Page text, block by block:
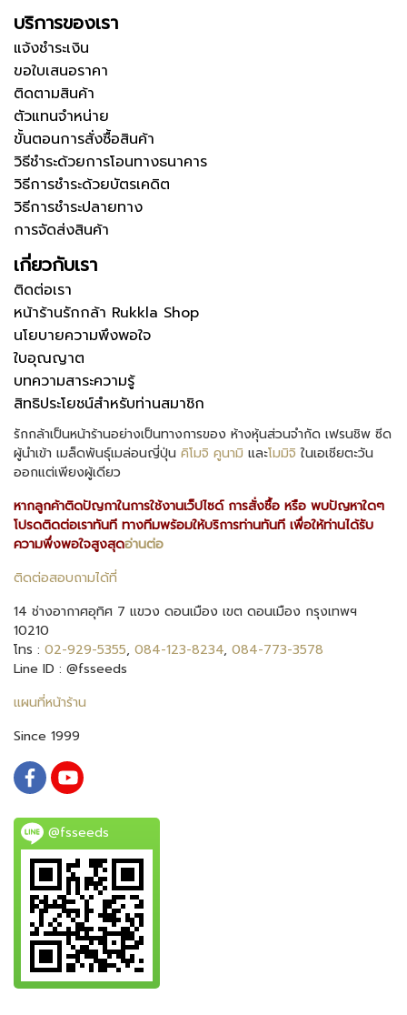
บริการของเรา
แจ้งชำระเงิน
ขอใบเสนอราคา
ติดตามสินค้า
ตัวแทนจำหน่าย
ขั้นตอนการสั่งซื้อสินค้า
วิธีชำระด้วยการโอนทางธนาคาร
วิธีการชำระด้วยบัตรเคดิต
วิธีการชำระปลายทาง
การจัดส่งสินค้า
เกี่ยวกับเรา
ติดต่อเรา
หน้าร้านรักกล้า Rukkla Shop
นโยบายความพึงพอใจ
ใบอุณญาต
บทความสาระความรู้
สิทธิประโยชน์สำหรับท่านสมาชิก
รักกล้าเป็นหน้าร้านอย่างเป็นทางการของ ห้างหุ้นส่วนจำกัด เฟรนชิพ ซีด
ผู้นำเข้า เมล็ดพันธุ์เมล่อนญี่ปุ่น คิโมจิ คูนามิ และโมมิจิ ในเอเชียตะวัน
ออกแต่เพียงผู้เดียว
หากลูกค้าติดปัญกาในการใช้งานเว็ปไซด์ การสั่งซื้อ หรือ พบปัญหาใดๆ
โปรดติดต่อเราทันที ทางทีมพร้อมให้บริการท่านทันที เพื่อให้ท่านได้รับ
ความพึ่งพอใจสูงสุดอ่านต่อ
ติดต่อสอบถามได้ที่
14 ช่างอากาศอุทิศ 7 แขวง ดอนเมือง เขต ดอนเมือง กรุงเทพฯ
10210
โทร : 02-929-5355, 084-123-8234, 084-773-3578
Line ID : @fsseeds
แผนที่หน้าร้าน
Since 1999
@fsseeds